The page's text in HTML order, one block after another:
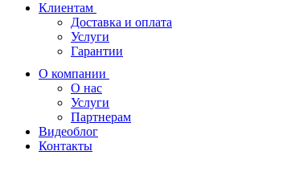
Клиентам
Доставка и оплата
Услуги
Гарантии
О компании
О нас
Услуги
Партнерам
Видеоблог
Контакты